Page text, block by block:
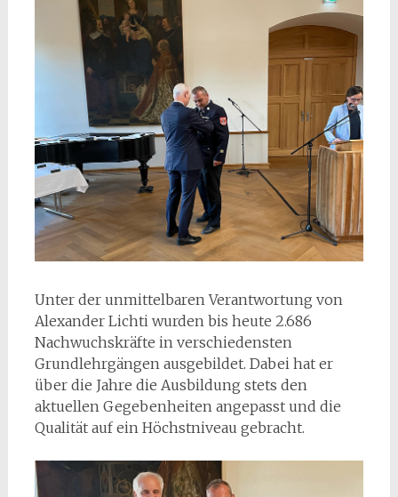
Unter der unmittelbaren Verantwortung von
Alexander Lichti wurden bis heute 2.686
Nachwuchskräfte in verschiedensten
Grundlehrgängen ausgebildet. Dabei hat er
über die Jahre die Ausbildung stets den
aktuellen Gegebenheiten angepasst und die
Qualität auf ein Höchstniveau gebracht.